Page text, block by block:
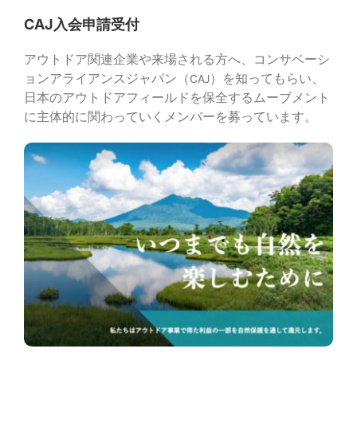
CAJ入会申請受付
アウトドア関連企業や来場される方へ、コンサベーシ
ョンアライアンスジャパン（CAJ）を知ってもらい、
日本のアウトドアフィールドを保全するムーブメント
に主体的に関わっていくメンバーを募っています。